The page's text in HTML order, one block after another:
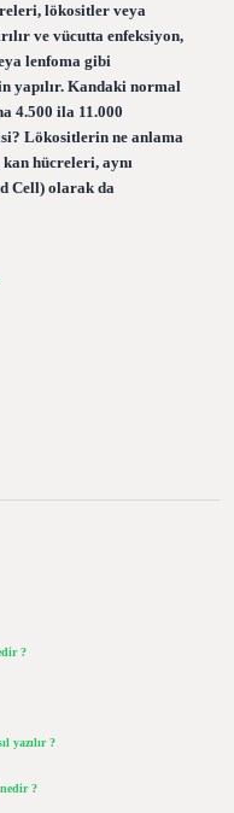
lökositler veya
ve vücutta enfeksiyon,
lenfoma gibi
yapılır. Kandaki normal
4.500 ila 11.000
Lökositlerin ne anlama
hücreleri, aynı
Cell) olarak da
?
yazılır ?
?